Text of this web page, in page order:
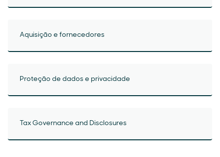
Aquisição e fornecedores
Proteção de dados e privacidade
Tax Governance and Disclosures